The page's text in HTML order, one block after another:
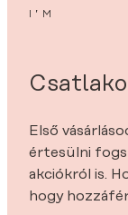
I’M
Első
értesülni
akciókról is.
hogy